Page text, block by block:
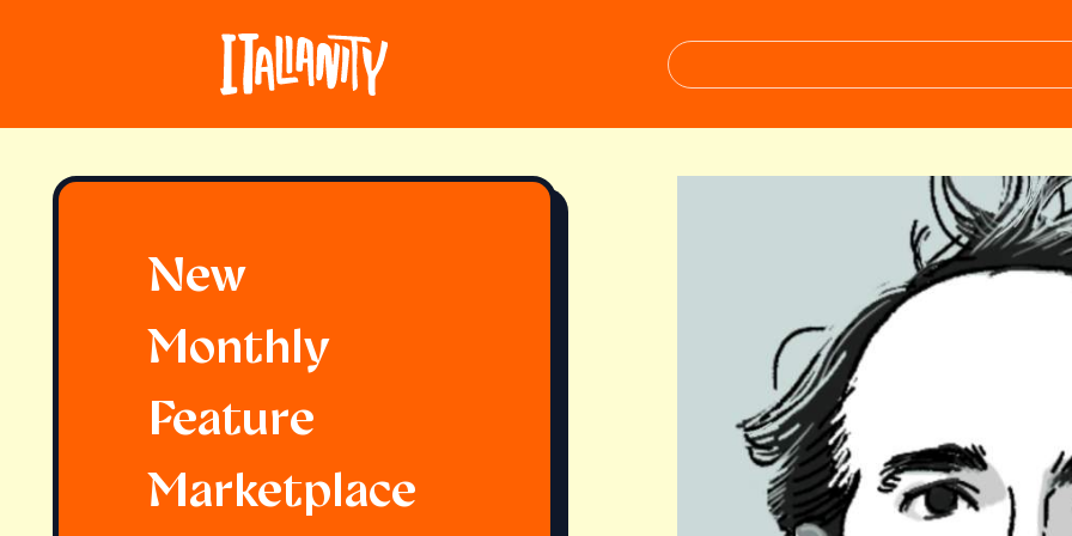
New
Monthly
Feature
Marketplace